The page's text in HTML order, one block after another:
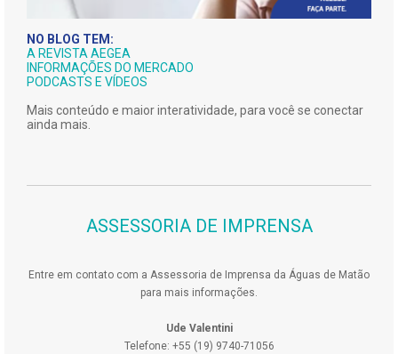
NO BLOG TEM:
A REVISTA AEGEA
INFORMAÇÕES DO MERCADO
PODCASTS E VÍDEOS
Mais conteúdo e maior interatividade, para você se conectar
ainda mais.
ASSESSORIA DE IMPRENSA
Entre em contato com a Assessoria de Imprensa da Águas de Matão
para mais informações.
Ude Valentini
Telefone: +55 (19) 9740-71056